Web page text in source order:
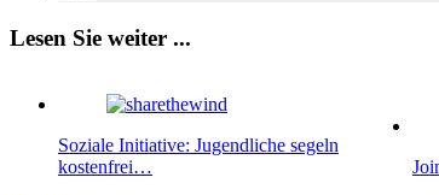
Lesen Sie weiter ...
Soziale Initiative: Jugendliche segeln
kostenfrei…